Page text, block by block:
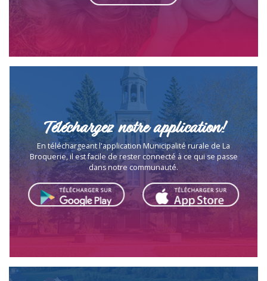
Téléchargez notre application!
En téléchargeant l'application Municipalité rurale de La
Broquerie, il est facile de rester connecté à ce qui se passe
dans notre communauté.